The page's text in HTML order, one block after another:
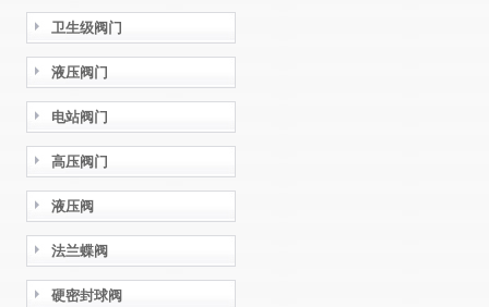
卫生级阀门
液压阀门
电站阀门
高压阀门
液压阀
法兰蝶阀
硬密封球阀